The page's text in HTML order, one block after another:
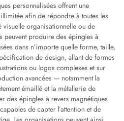
personnalisées offrent une
afin de répondre à toutes les
visuelle organisationnelle ou de
peuvent produire des épingles à
dans n’importe quelle forme, taille,
de design, allant de formes
ou logos complexes et sur
avancées — notamment la
émaillé et la métallerie de
des épingles à revers magnétiques
de capter l’attention et de